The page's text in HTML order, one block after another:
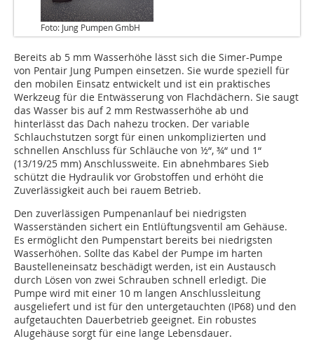
Foto: Jung Pumpen GmbH
Bereits ab 5 mm Wasserhöhe lässt sich die Simer-Pumpe
von Pentair Jung Pumpen einsetzen. Sie wurde speziell für
den mobilen Einsatz entwickelt und ist ein praktisches
Werkzeug für die Entwässerung von Flachdächern. Sie saugt
das Wasser bis auf 2 mm Restwasserhöhe ab und
hinterlässt das Dach nahezu trocken. Der variable
Schlauchstutzen sorgt für einen unkomplizierten und
schnellen Anschluss für Schläuche von ½“, ¾“ und 1“
(13/19/25 mm) Anschlussweite. Ein abnehmbares Sieb
schützt die Hydraulik vor Grobstoffen und erhöht die
Zuverlässigkeit auch bei rauem Betrieb.
Den zuverlässigen Pumpenanlauf bei niedrigsten
Wasserständen sichert ein Entlüftungsventil am Gehäuse.
Es ermöglicht den Pumpenstart bereits bei niedrigsten
Wasserhöhen. Sollte das Kabel der Pumpe im harten
Baustelleneinsatz beschädigt werden, ist ein Austausch
durch Lösen von zwei Schrauben schnell erledigt. Die
Pumpe wird mit einer 10 m langen Anschlussleitung
ausgeliefert und ist für den untergetauchten (IP68) und den
aufgetauchten Dauerbetrieb geeignet. Ein robustes
Alugehäuse sorgt für eine lange Lebensdauer.